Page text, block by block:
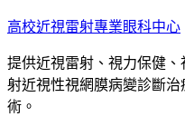
跳
主
要
內
高校近視雷射專業眼科中心
提供近視雷射、視力保健
射近視性視網膜病變診斷
術。